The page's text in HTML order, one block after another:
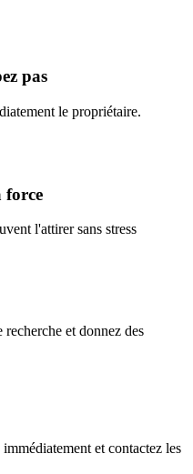
pas
le propriétaire.
force
l'attirer sans stress
et donnez des
et contactez les